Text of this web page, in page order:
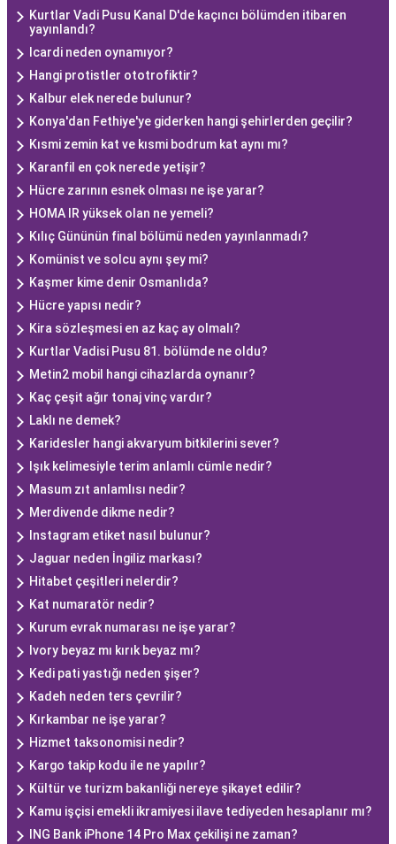
Kurtlar Vadi Pusu Kanal D'de kaçıncı bölümden itibaren
yayınlandı?
Icardi neden oynamıyor?
Hangi protistler ototrofiktir?
Kalbur elek nerede bulunur?
Konya'dan Fethiye'ye giderken hangi şehirlerden geçilir?
Kısmi zemin kat ve kısmi bodrum kat aynı mı?
Karanfil en çok nerede yetişir?
Hücre zarının esnek olması ne işe yarar?
HOMA IR yüksek olan ne yemeli?
Kılıç Gününün final bölümü neden yayınlanmadı?
Komünist ve solcu aynı şey mi?
Kaşmer kime denir Osmanlıda?
Hücre yapısı nedir?
Kira sözleşmesi en az kaç ay olmalı?
Kurtlar Vadisi Pusu 81. bölümde ne oldu?
Metin2 mobil hangi cihazlarda oynanır?
Kaç çeşit ağır tonaj vinç vardır?
Laklı ne demek?
Karidesler hangi akvaryum bitkilerini sever?
Işık kelimesiyle terim anlamlı cümle nedir?
Masum zıt anlamlısı nedir?
Merdivende dikme nedir?
Instagram etiket nasıl bulunur?
Jaguar neden İngiliz markası?
Hitabet çeşitleri nelerdir?
Kat numaratör nedir?
Kurum evrak numarası ne işe yarar?
Ivory beyaz mı kırık beyaz mı?
Kedi pati yastığı neden şişer?
Kadeh neden ters çevrilir?
Kırkambar ne işe yarar?
Hizmet taksonomisi nedir?
Kargo takip kodu ile ne yapılır?
Kültür ve turi̇zm bakanliği nereye şikayet edilir?
Kamu işçisi emekli ikramiyesi ilave tediyeden hesaplanır mı?
ING Bank iPhone 14 Pro Max çekilişi ne zaman?